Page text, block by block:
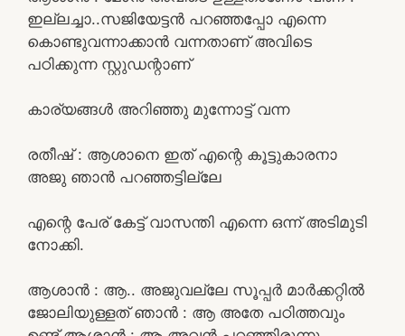
ഇല്ലച്ചാ..സജിയേട്ടൻ പറഞ്ഞപ്പോ എന്നെ
കൊണ്ടുവന്നാക്കാൻ വന്നതാണ് അവിടെ
പഠിക്കുന്ന സ്റ്റുഡന്റാണ്
കാര്യങ്ങൾ അറിഞ്ഞു മുന്നോട്ട് വന്ന
രതീഷ് : ആശാനെ ഇത് എന്റെ കൂട്ടുകാരനാ
അജു ഞാൻ പറഞ്ഞട്ടില്ലേ
എന്റെ പേര് കേട്ട് വാസന്തി എന്നെ ഒന്ന് അടിമുടി
നോക്കി.
ആശാൻ : ആ.. അജുവല്ലേ സൂപ്പർ മാർക്കറ്റിൽ
ജോലിയുള്ളത് ഞാൻ : ആ അതേ പഠിത്തവും